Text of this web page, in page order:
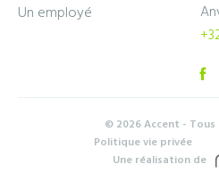
Un employé
© 2026 Accent -
Politique vie privée
Une réalisation de